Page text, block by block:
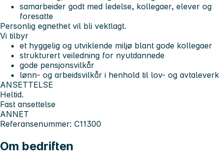
samarbeider godt med ledelse, kollegaer, elever og
foresatte
Personlig egnethet vil bli vektlagt.
Vi tilbyr
et hyggelig og utviklende miljø blant gode kollegaer
strukturert veiledning for nyutdannede
gode pensjonsvilkår
lønn- og arbeidsvilkår i henhold til lov- og avtaleverk
ANSETTELSE
Heltid.
Fast ansettelse
ANNET
Referansenummer: C11300
Om bedriften